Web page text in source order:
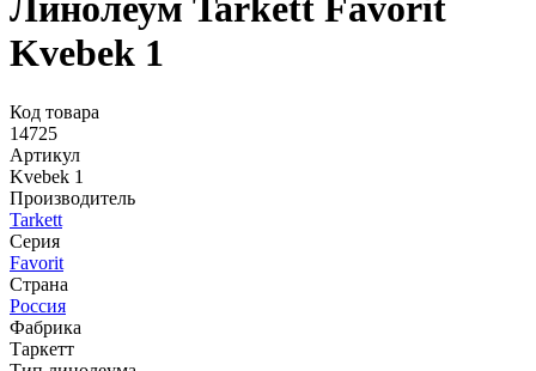
Линолеум Tarkett Favorit
Kvebek 1
Код товара
14725
Артикул
Kvebek 1
Производитель
Tarkett
Серия
Favorit
Страна
Россия
Фабрика
Таркетт